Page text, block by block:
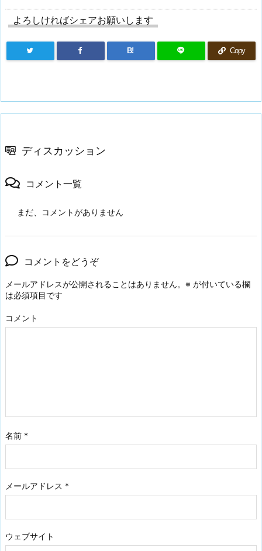
よろしければシェアお願いします
B! Copy
ディスカッション
コメント一覧
まだ、コメントがありません
コメントをどうぞ
メールアドレスが公開されることはありません。 ※ が付いている欄
は必須項目です
コメント
名前 *
メールアドレス *
ウェブサイト